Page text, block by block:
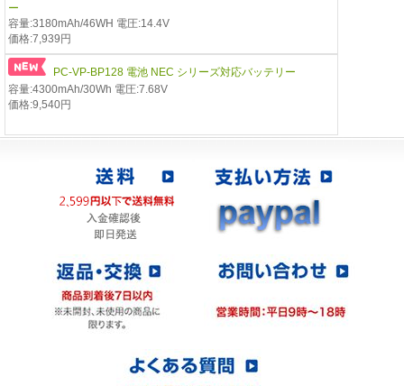
ー
容量:3180mAh/46WH 電圧:14.4V
価格:7,939円
PC-VP-BP128 電池 NEC シリーズ対応バッテリー
容量:4300mAh/30Wh 電圧:7.68V
価格:9,540円